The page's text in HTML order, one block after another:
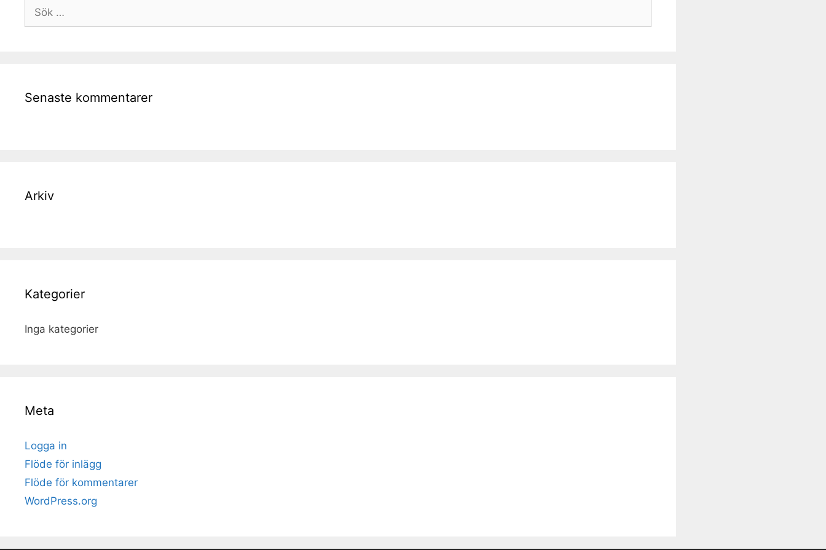
Sök
efter:
Senaste kommentarer
Arkiv
Kategorier
Inga kategorier
Meta
Logga in
Flöde för inlägg
Flöde för kommentarer
WordPress.org